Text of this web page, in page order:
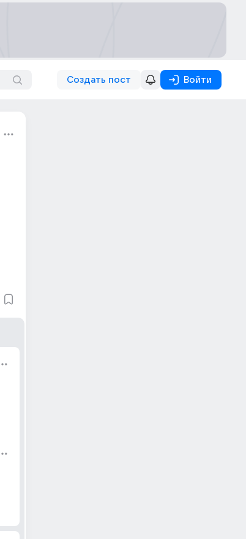
Создать пост Войти